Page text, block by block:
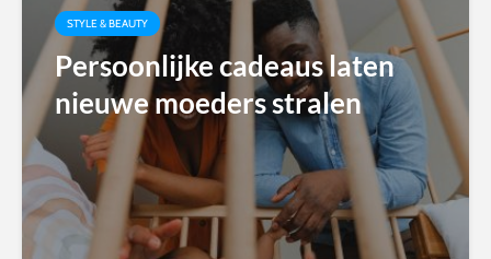
STYLE & BEAUTY
Persoonlijke cadeaus laten
nieuwe moeders stralen